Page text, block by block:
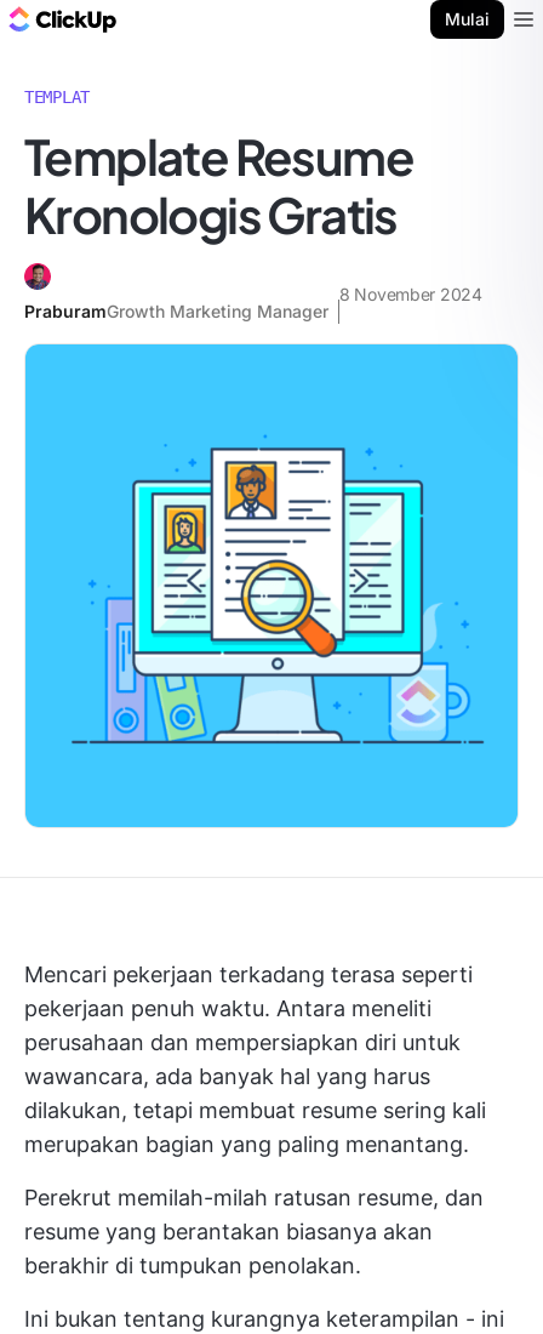
Mulai
TEMPLAT
Template Resume
Kronologis Gratis
PraburamGrowth Marketing Manager
8 November 2024
Mencari pekerjaan terkadang terasa seperti
pekerjaan penuh waktu. Antara meneliti
perusahaan dan mempersiapkan diri untuk
wawancara, ada banyak hal yang harus
dilakukan, tetapi membuat resume sering kali
merupakan bagian yang paling menantang.
Perekrut memilah-milah ratusan resume, dan
resume yang berantakan biasanya akan
berakhir di tumpukan penolakan.
Ini bukan tentang kurangnya keterampilan - ini